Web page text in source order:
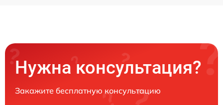
Нужна консультация?
Закажите бесплатную консультацию